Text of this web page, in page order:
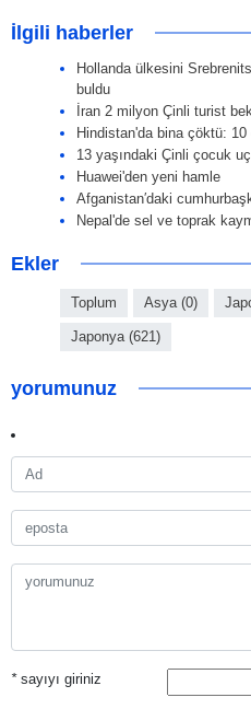
İlgili haberler
Hollanda ülkesini
buldu
İran 2 milyon Çinli turist
Hindistan'da bina çöktü: 10
13 yaşındaki Çinli çocuk
Huawei'den yeni hamle
Afganistan′daki
Nepal'de sel ve toprak
Ekler
Toplum Asya (0)
Japonya (621)
yorumunuz
*sayıyı giriniz